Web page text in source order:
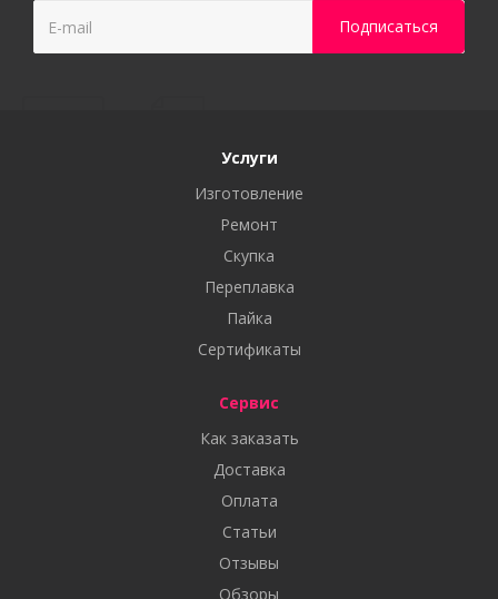
Услуги
Изготовление
Ремонт
Скупка
Переплавка
Пайка
Сертификаты
Сервис
Как заказать
Доставка
Оплата
Статьи
Отзывы
Обзоры